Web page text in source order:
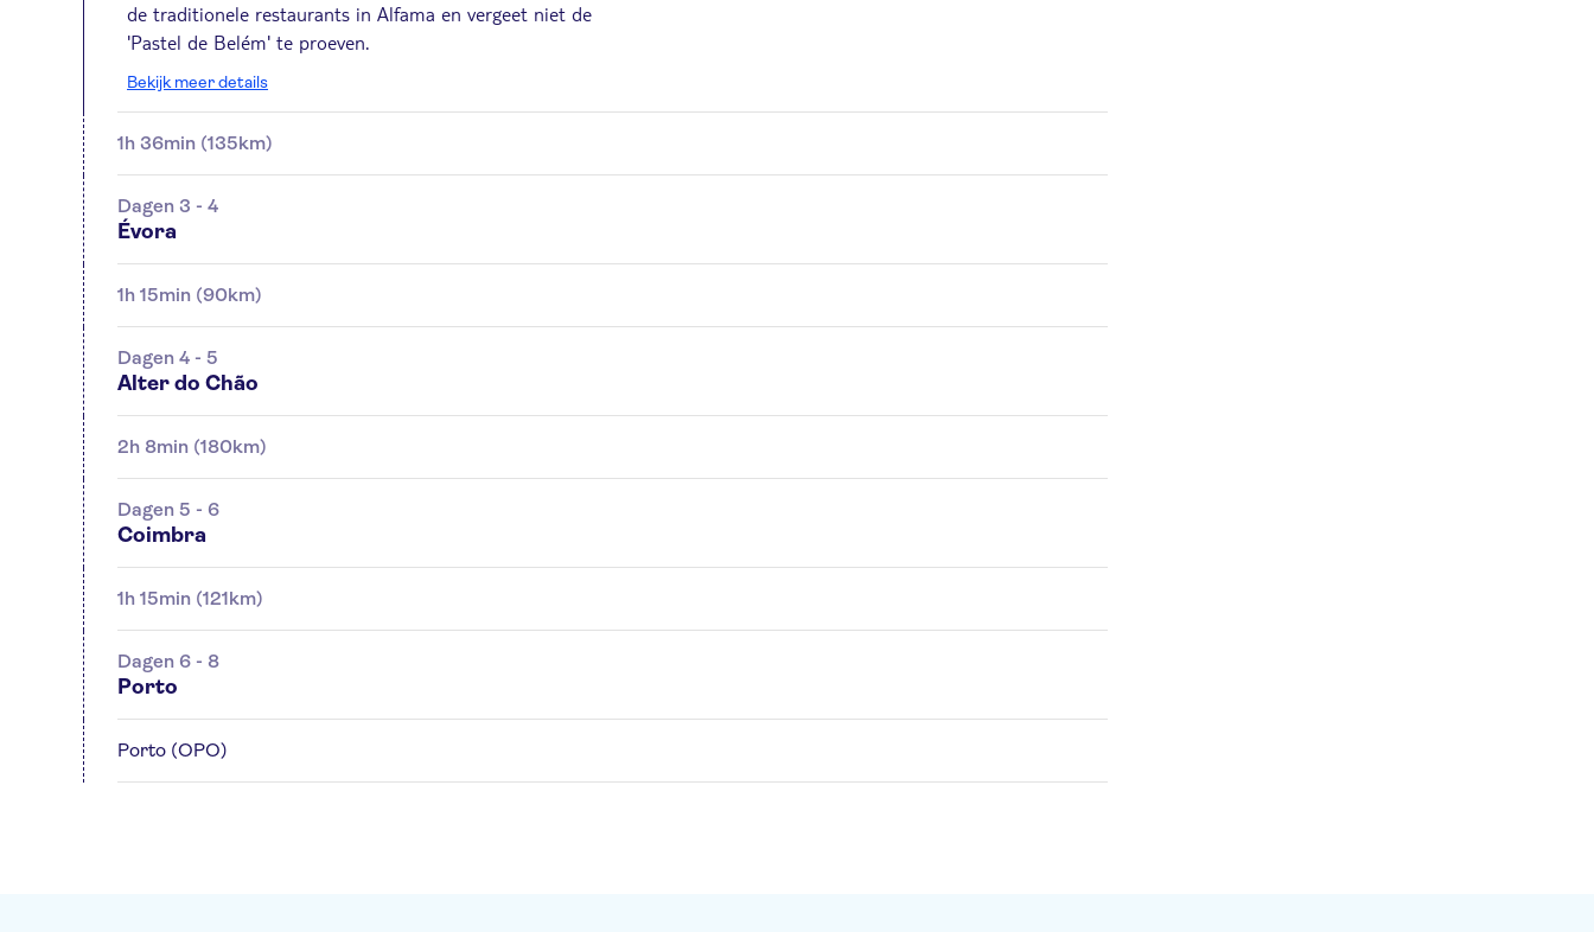
de traditionele restaurants in Alfama en vergeet niet de
'Pastel de Belém' te proeven.
Bekijk meer details
1h 36min (135km)
Dagen 3 - 4
Évora
1h 15min (90km)
Dagen 4 - 5
Alter do Chão
2h 8min (180km)
Dagen 5 - 6
Coimbra
1h 15min (121km)
Dagen 6 - 8
Porto
Porto (OPO)